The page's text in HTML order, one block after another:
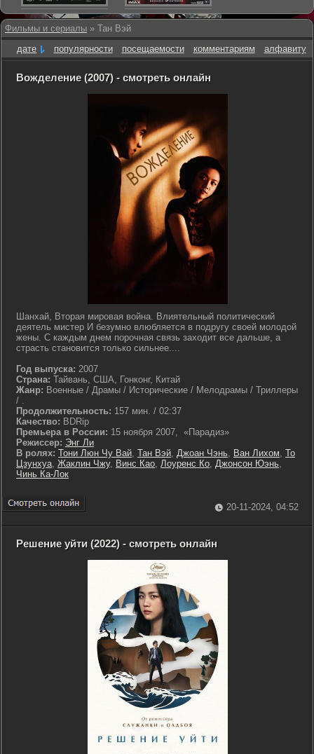
Фильмы и сериалы » Тан Вэй
дате
популярности посещаемости комментариям алфавиту
Вожделение (2007) - смотреть онлайн
Шанхай, Вторая мировая война. Влиятельный политический
деятель мистер И безумно влюбляется в подругу своей молодой
жены. С каждым днем порочная связь заходит все дальше, а
страсть становится только сильнее....
Год выпуска: 2007
Страна: Тайвань, США, Гонконг, Китай
Жанр: Военные / Драмы / Исторические / Мелодрамы / Триллеры
/ .
Продолжительность: 157 мин. / 02:37
Качество: BDRip
Премьера в России: 15 ноября 2007, «Парадиз»
Режиссер: Энг Ли
В ролях: Тони Люн Чу Вай, Тан Вэй, Джоан Чэнь, Ван Лихом, То
Цзунхуа, Жаклин Чжу, Винс Као, Лоуренс Ко, Джонсон Юэнь,
Чинь Ка-Лок
20-11-2024, 04:52
Решение уйти (2022) - смотреть онлайн